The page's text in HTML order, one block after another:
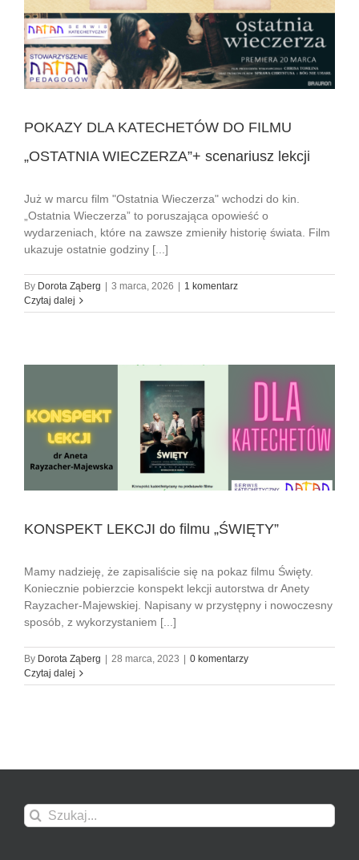
POKAZY DLA KATECHETÓW DO FILMU
„OSTATNIA WIECZERZA”+ scenariusz lekcji
Już w marcu film "Ostatnia Wieczerza" wchodzi do kin.
„Ostatnia Wieczerza” to poruszająca opowieść o
wydarzeniach, które na zawsze zmieniły historię świata. Film
ukazuje ostatnie godziny [...]
By Dorota Ząberg | 3 marca, 2026 | 1 komentarz
Czytaj dalej
KONSPEKT LEKCJI do filmu „ŚWIĘTY”
Mamy nadzieję, że zapisaliście się na pokaz filmu Święty.
Koniecznie pobierzcie konspekt lekcji autorstwa dr Anety
Rayzacher-Majewskiej. Napisany w przystępny i nowoczesny
sposób, z wykorzystaniem [...]
By Dorota Ząberg 28 marca, 2023
0 komentarzy
Czytaj dalej
Szukaj